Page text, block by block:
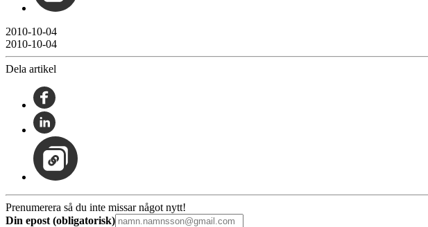
2010-10-04
2010-10-04
Dela artikel
Prenumerera så du inte missar något nytt!
Din epost (obligatorisk)